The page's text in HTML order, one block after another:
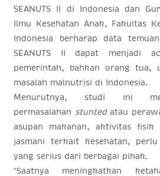
SEANUTS II di Indonesia dan
Ilmu Kesehatan Anak, Fakultas
Indonesia berharap data
SEANUTS II dapat menjadi
pemerintah, bahkan orang tua,
masalah malnutrisi di Indonesia.
Menurutnya, studi ini
permasalahan stuntedatau
asupan makanan, aktivitas fisik
jasmani terkait kesehatan,
yang serius dari berbagai pihak.
“Saatnya meningkatkan